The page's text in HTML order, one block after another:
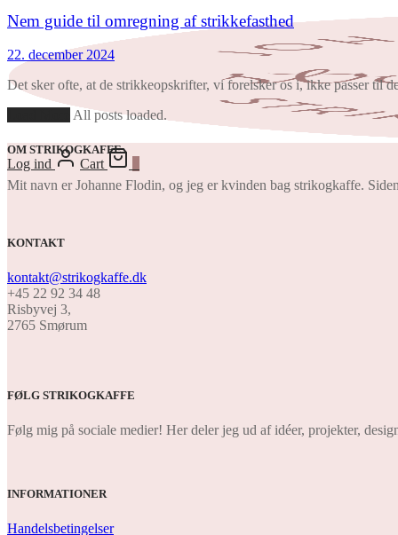
Log ind Cart
Nem guide til omregning af strikkefasthed
22. december 2024
Det sker ofte, at de strikkeopskrifter, vi forelsker os i, ikke passer til
All posts loaded.
OM STRIKOGKAFFE
Mit navn er Johanne Flodin, og jeg er kvinden bag strikogkaffe.
KONTAKT
kontakt@strikogkaffe.dk
+45 22 92 34 48
Risbyvej 3,
2765 Smørum
FØLG STRIKOGKAFFE
Følg mig på sociale medier! Her deler jeg ud af idéer, projekter,
INFORMATIONER
Handelsbetingelser